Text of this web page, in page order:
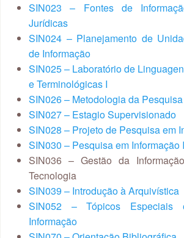
SIN023 – Fontes de
Jurídicas
SIN024 – Planejamento de
de Informação
SIN025 – Laboratório de
e Terminológicas I
SIN026 – Metodologia da
SIN027 – Estagio Supervisionado
SIN028 – Projeto de Pesquisa em
SIN030 – Pesquisa em Informação
SIN036 – Gestão da
Tecnologia
SIN039 – Introdução à Arquivística
SIN052 – Tópicos Especiais
Informação